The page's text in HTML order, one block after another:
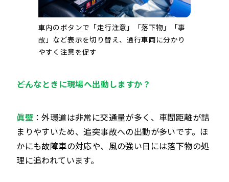
車内のボタンで「走行注意」「落下物」「事
故」など表示を切り替え、通行車両に分かり
やすく注意を促す
――どんなときに現場へ出動しますか？
眞壁：外環道は非常に交通量が多く、車間距離が詰
まりやすいため、追突事故への出動が多いです。ほ
かにも故障車の対応や、風の強い日には落下物の処
理に追われています。